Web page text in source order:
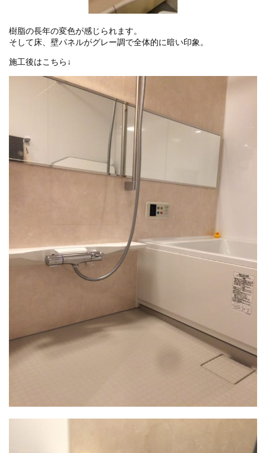
樹脂の長年の変色が感じられます。
そして床、壁パネルがグレー調で全体的に暗い印象。
施工後はこちら↓